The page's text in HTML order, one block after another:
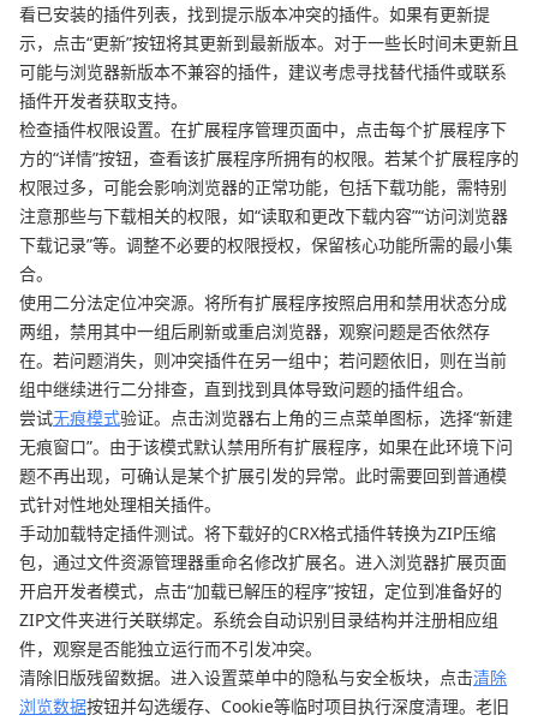
看已安装的插件列表，找到提示版本冲突的插件。如果有更新提
示，点击“更新”按钮将其更新到最新版本。对于一些长时间未更新且
可能与浏览器新版本不兼容的插件，建议考虑寻找替代插件或联系
插件开发者获取支持。
检查插件权限设置。在扩展程序管理页面中，点击每个扩展程序下
方的“详情”按钮，查看该扩展程序所拥有的权限。若某个扩展程序的
权限过多，可能会影响浏览器的正常功能，包括下载功能，需特别
注意那些与下载相关的权限，如“读取和更改下载内容”“访问浏览器
下载记录”等。调整不必要的权限授权，保留核心功能所需的最小集
合。
使用二分法定位冲突源。将所有扩展程序按照启用和禁用状态分成
两组，禁用其中一组后刷新或重启浏览器，观察问题是否依然存
在。若问题消失，则冲突插件在另一组中；若问题依旧，则在当前
组中继续进行二分排查，直到找到具体导致问题的插件组合。
尝试无痕模式验证。点击浏览器右上角的三点菜单图标，选择“新建
无痕窗口”。由于该模式默认禁用所有扩展程序，如果在此环境下问
题不再出现，可确认是某个扩展引发的异常。此时需要回到普通模
式针对性地处理相关插件。
手动加载特定插件测试。将下载好的CRX格式插件转换为ZIP压缩
包，通过文件资源管理器重命名修改扩展名。进入浏览器扩展页面
开启开发者模式，点击“加载已解压的程序”按钮，定位到准备好的
ZIP文件夹进行关联绑定。系统会自动识别目录结构并注册相应组
件，观察是否能独立运行而不引发冲突。
清除旧版残留数据。进入设置菜单中的隐私与安全板块，点击清除
浏览数据按钮并勾选缓存、Cookie等临时项目执行深度清理。老旧